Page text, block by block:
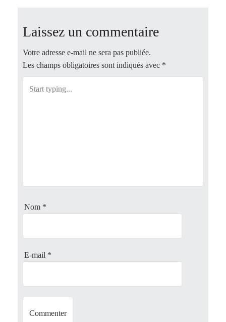
n
a
n
Laissez un commentaire
Votre adresse e-mail ne sera pas publiée.
Les champs obligatoires sont indiqués avec *
Nom *
E-mail *